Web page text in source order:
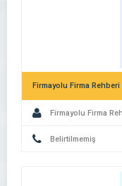
Firmayolu Firma Rehberi
Firmayolu Firma
Belirtilmemiş